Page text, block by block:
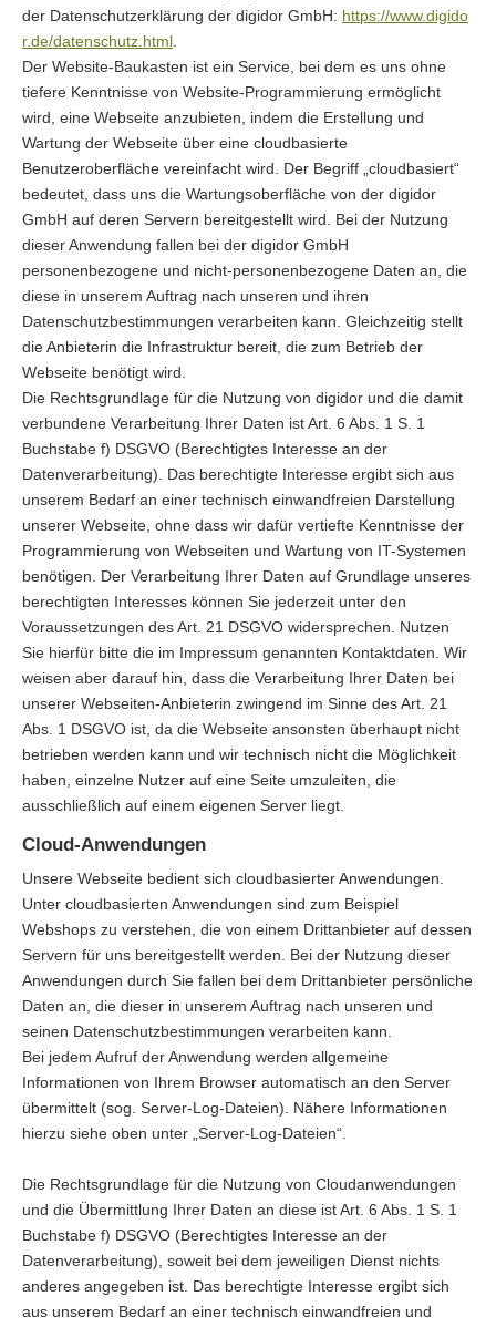
der Datenschutzerklärung der digidor GmbH: https://www.digido
r.de/datenschutz.html
Der Website-Baukasten ist ein Service, bei dem es uns ohne
tiefere Kenntnisse von Website-Programmierung ermöglicht
wird, eine Webseite anzubieten, indem die Erstellung und
Wartung der Webseite über eine cloudbasierte
Benutzeroberfläche vereinfacht wird. Der Begriff „cloudbasiert“
bedeutet, dass uns die Wartungsoberfläche von der digidor
GmbH auf deren Servern bereitgestellt wird. Bei der Nutzung
dieser Anwendung fallen bei der digidor GmbH
personenbezogene und nicht-personenbezogene Daten an, die
diese in unserem Auftrag nach unseren und ihren
Datenschutzbestimmungen verarbeiten kann. Gleichzeitig stellt
die Anbieterin die Infrastruktur bereit, die zum Betrieb der
Webseite benötigt wird.
Die Rechtsgrundlage für die Nutzung von digidor und die damit
verbundene Verarbeitung Ihrer Daten ist Art. 6 Abs. 1 S. 1
Buchstabe f) DSGVO (Berechtigtes Interesse an der
Datenverarbeitung). Das berechtigte Interesse ergibt sich aus
unserem Bedarf an einer technisch einwandfreien Darstellung
unserer Webseite, ohne dass wir dafür vertiefte Kenntnisse der
Programmierung von Webseiten und Wartung von IT-Systemen
benötigen. Der Verarbeitung Ihrer Daten auf Grundlage unseres
berechtigten Interesses können Sie jederzeit unter den
Voraussetzungen des Art. 21 DSGVO widersprechen. Nutzen
Sie hierfür bitte die im Impressum genannten Kontaktdaten. Wir
weisen aber darauf hin, dass die Verarbeitung Ihrer Daten bei
unserer Webseiten-Anbieterin zwingend im Sinne des Art. 21
Abs. 1 DSGVO ist, da die Webseite ansonsten überhaupt nicht
betrieben werden kann und wir technisch nicht die Möglichkeit
haben, einzelne Nutzer auf eine Seite umzuleiten, die
ausschließlich auf einem eigenen Server liegt.
Cloud-Anwendungen
Unsere Webseite bedient sich cloudbasierter Anwendungen.
Unter cloudbasierten Anwendungen sind zum Beispiel
Webshops zu verstehen, die von einem Drittanbieter auf dessen
Servern für uns bereitgestellt werden. Bei der Nutzung dieser
Anwendungen durch Sie fallen bei dem Drittanbieter persönliche
Daten an, die dieser in unserem Auftrag nach unseren und
seinen Datenschutzbestimmungen verarbeiten kann.
Bei jedem Aufruf der Anwendung werden allgemeine
Informationen von Ihrem Browser automatisch an den Server
übermittelt (sog. Server-Log-Dateien). Nähere Informationen
hierzu siehe oben unter „Server-Log-Dateien“.
Die Rechtsgrundlage für die Nutzung von Cloudanwendungen
und die Übermittlung Ihrer Daten an diese ist Art. 6 Abs. 1 S. 1
Buchstabe f) DSGVO (Berechtigtes Interesse an der
Datenverarbeitung), soweit bei dem jeweiligen Dienst nichts
anderes angegeben ist. Das berechtigte Interesse ergibt sich
aus unserem Bedarf an einer technisch einwandfreien und